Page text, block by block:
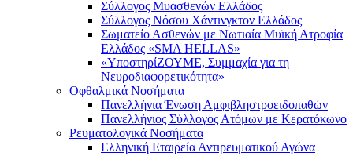
Σύλλογος Μυασθενών Ελλάδος
Σύλλογος Νόσου Χάντινγκτον Ελλάδος
Σωματείο Ασθενών με Νωτιαία Μυϊκή Ατροφία
Ελλάδος «SMA HELLAS»
«ΥποστηρίΖΟΥΜΕ, Συμμαχία για τη
Νευροδιαφορετικότητα»
Οφθαλμικά Νοσήματα
Πανελλήνια Ένωση Αμφιβληστροειδοπαθών
Πανελλήνιος Σύλλογος Ατόμων με Κερατόκωνο
Ρευματολογικά Νοσήματα
Ελληνική Εταιρεία Αντιρευματικού Αγώνα